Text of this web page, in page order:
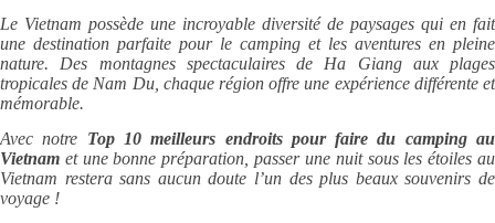
Le Vietnam possède une incroyable diversité de paysages qui en fait
une destination parfaite pour le camping et les aventures en pleine
nature. Des montagnes spectaculaires de Ha Giang aux plages
tropicales de Nam Du, chaque région offre une expérience différente et
mémorable.
Avec notre Top 10 meilleurs endroits pour faire du camping au
Vietnam et une bonne préparation, passer une nuit sous les étoiles au
Vietnam restera sans aucun doute l’un des plus beaux souvenirs de
voyage !